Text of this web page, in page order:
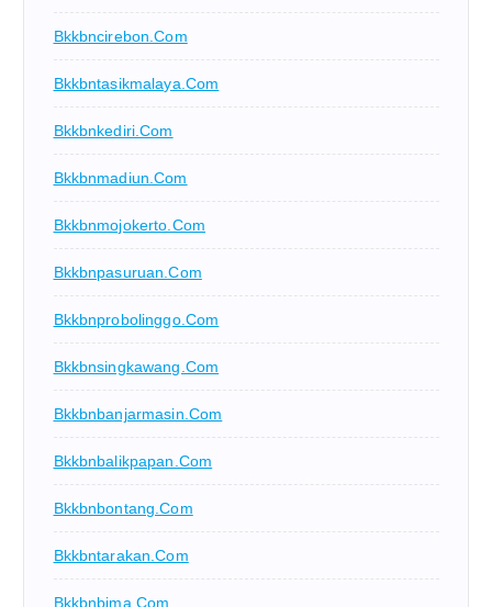
Bkkbncirebon.com
Bkkbntasikmalaya.com
Bkkbnkediri.com
Bkkbnmadiun.com
Bkkbnmojokerto.com
Bkkbnpasuruan.com
Bkkbnprobolinggo.com
Bkkbnsingkawang.com
Bkkbnbanjarmasin.com
Bkkbnbalikpapan.com
Bkkbnbontang.com
Bkkbntarakan.com
Bkkbnbima.com